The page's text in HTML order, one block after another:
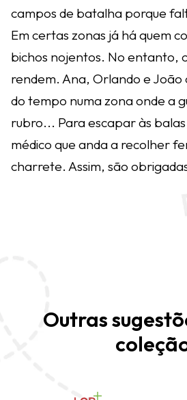
campos de batalha porque
Em certas zonas já há quem
bichos nojentos. No entanto,
rendem. Ana, Orlando e João
do tempo numa zona onde a
rubro... Para escapar às
médico que anda a recolher
charrete. Assim, são
Outras